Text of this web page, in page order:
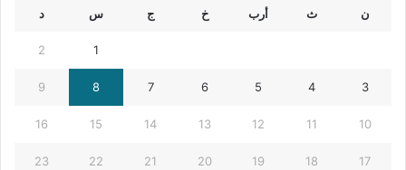
ن ث أرب خ ج س د
1
2
3
4
5
6
7
8
9
10
11
12
13
14
15
16
17
18
19
20
21
22
23